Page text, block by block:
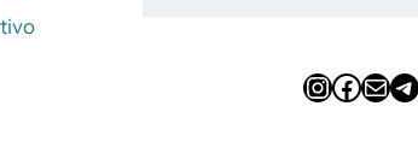
InstagramFacebook Email Telegram